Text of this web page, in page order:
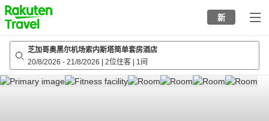
to
top
page
新
芝加哥奥黑尔机场索内斯塔简单套房酒店
20/8/2026 - 21/8/2026 2位住客 1间